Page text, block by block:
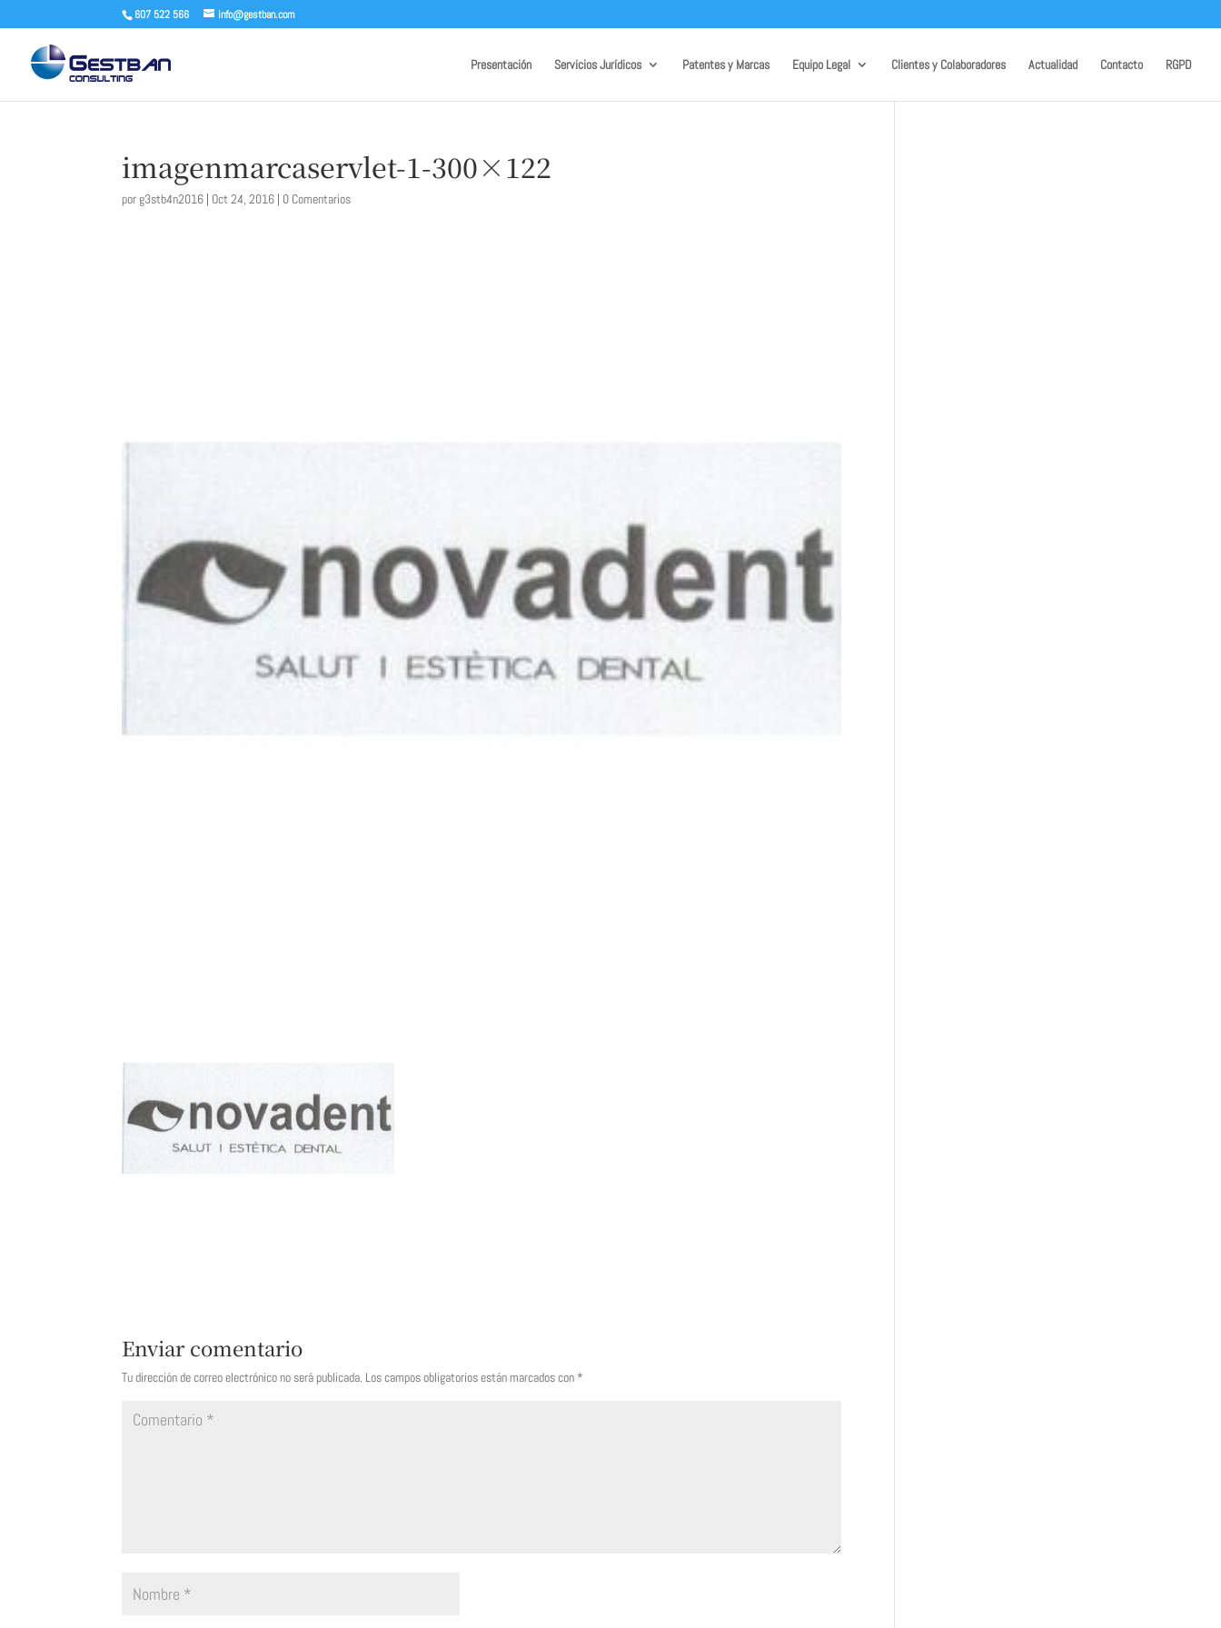
607 522 566 info@gestban.com
Presentación Servicios Jurídicos Patentes y Marcas Equipo Legal Clientes y Colaboradores Actualidad Contacto RGPD
imagenmarcaservlet-1-300×122
por g3stb4n2016 | Oct 24, 2016 | 0 Comentarios
Enviar comentario
Tu dirección de correo electrónico no será publicada. Los campos obligatorios están marcados con *